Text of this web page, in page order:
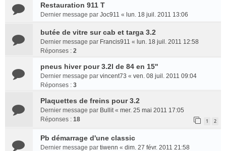
Restauration 911 T
Dernier message par Joc911 « lun. 18 juil. 2011 13:06
butée de vitre sur cab et targa 3.2
Dernier message par Francis911 « lun. 18 juil. 2011 12:58
Réponses : 2
pneus hiver pour 3.2l de 84 en 15''
Dernier message par vincent73 « ven. 08 juil. 2011 09:04
Réponses : 3
Plaquettes de freins pour 3.2
Dernier message par Bullit« mer. 25 mai 2011 17:05
Réponses : 18 1 2
Pb démarrage d'une classic
Dernier message par tiwenn « dim. 27 févr. 2011 21:58